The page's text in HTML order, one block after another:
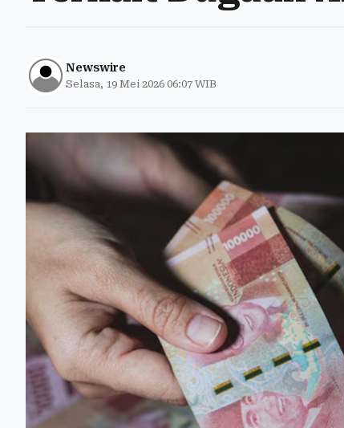
Newswire
Selasa, 19 Mei 2026 06:07 WIB